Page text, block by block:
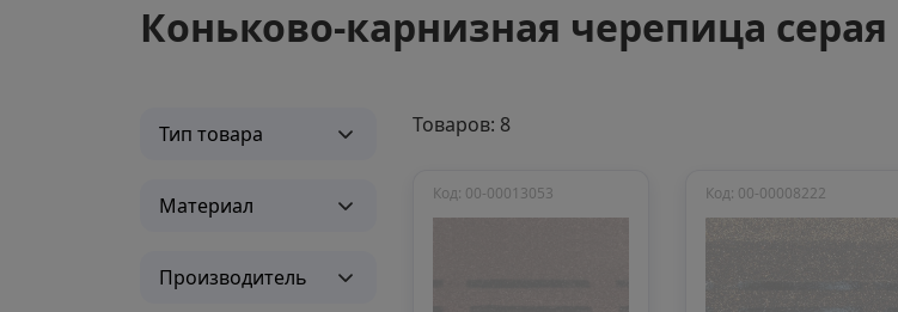
Коньково-карнизная черепица серая
Тип товара
Материал
Производитель
Товаров: 8
Код: 00-00013053 Код: 00-00008222